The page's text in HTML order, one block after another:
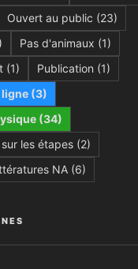
Ouvert au public (23)
Pas d'animaux (1)
(1) Publication (1)
ligne(3)
(34)
les étapes(2)
NA(6)